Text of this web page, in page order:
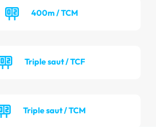
400m / TCM
Triple saut / TCF
Triple saut / TCM